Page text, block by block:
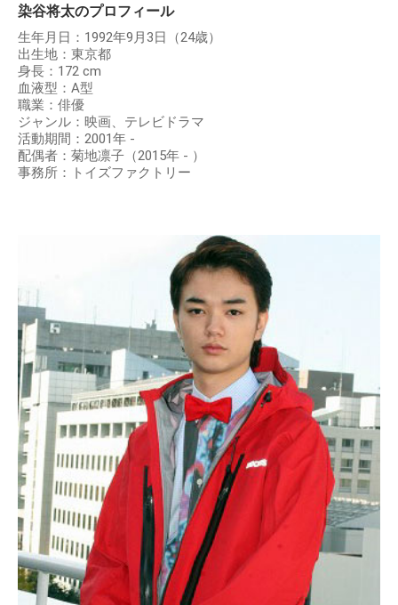
染谷将太のプロフィール
生年月日：1992年9月3日（24歳）
出生地：東京都
身長：172 cm
血液型：A型
職業：俳優
ジャンル：映画、テレビドラマ
活動期間：2001年 -
配偶者：菊地凛子（2015年 - ）
事務所：トイズファクトリー